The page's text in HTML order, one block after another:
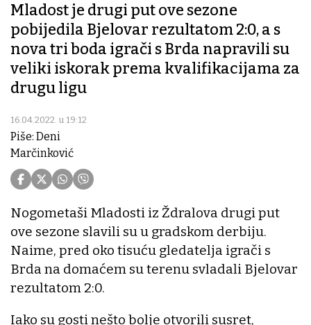
Mladost je drugi put ove sezone
pobijedila Bjelovar rezultatom 2:0, a s
nova tri boda igrači s Brda napravili su
veliki iskorak prema kvalifikacijama za
drugu ligu
16.04.2022. u 19:12
Piše: Deni
Marčinković
Nogometaši Mladosti iz Ždralova drugi put
ove sezone slavili su u gradskom derbiju.
Naime, pred oko tisuću gledatelja igrači s
Brda na domaćem su terenu svladali Bjelovar
rezultatom 2:0.
Iako su gosti nešto bolje otvorili susret,